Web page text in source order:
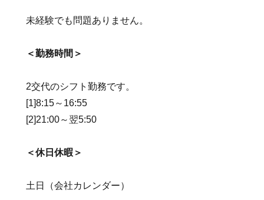
未経験でも問題ありません。
＜勤務時間＞
2交代のシフト勤務です。
[1]8:15～16:55
[2]21:00～翌5:50
＜休日休暇＞
土日（会社カレンダー）